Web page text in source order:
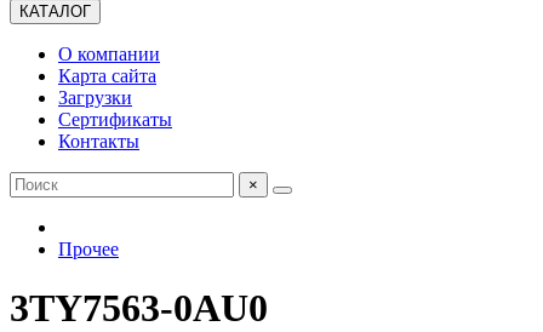
КАТАЛОГ
О компании
Карта сайта
Загрузки
Сертификаты
Контакты
×
Прочее
3TY7563-0AU0